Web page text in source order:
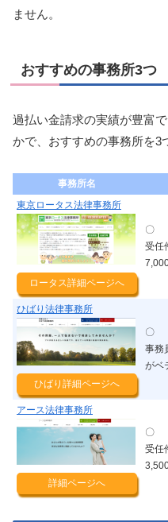
ません。
おすすめの事務所3つ
過払い金請求の実績が豊富
かで、おすすめの事務所を3
事務所名
東京ロータス法律事務所
ロータス詳細ページへ
〇
受任
ひばり法律事務所
ひばり詳細ページへ
〇
事務
がベ
アース法律事務所
詳細ページへ
〇
受任